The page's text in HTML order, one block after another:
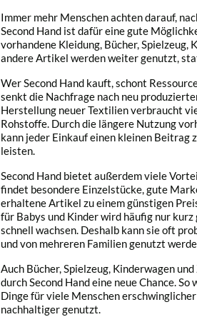
Immer mehr Menschen achten darauf,
Second Hand ist dafür eine gute
vorhandene Kleidung, Bücher, Spielzeug,
andere Artikel werden weiter genutzt,
Wer Second Hand kauft, schont
senkt die Nachfrage nach neu
Herstellung neuer Textilien verbraucht
Rohstoffe. Durch die längere Nutzung
kann jeder Einkauf einen kleinen Beitrag
leisten.
Second Hand bietet außerdem viele
findet besondere Einzelstücke, gute
erhaltene Artikel zu einem günstigen
für Babys und Kinder wird häufig nur kurz
schnell wachsen. Deshalb kann sie oft
und von mehreren Familien genutzt
Auch Bücher, Spielzeug, Kinderwagen
durch Second Hand eine neue Chance.
Dinge für viele Menschen
nachhaltiger genutzt.